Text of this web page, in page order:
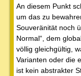
An diesem Punkt
um das zu
Souveränität noch
Normal“, dem
völlig gleichgültig,
Varianten oder die
ist kein abstrakter